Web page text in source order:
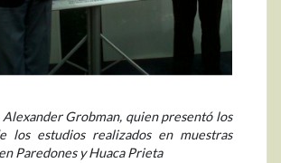
Grobman, quien presentó los
los estudios realizados en muestras
Paredones y Huaca Prieta